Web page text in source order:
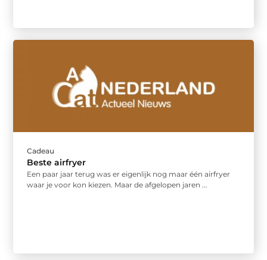
Cadeau
Beste airfryer
Een paar jaar terug was er eigenlijk nog maar één airfryer
waar je voor kon kiezen. Maar de afgelopen jaren ...